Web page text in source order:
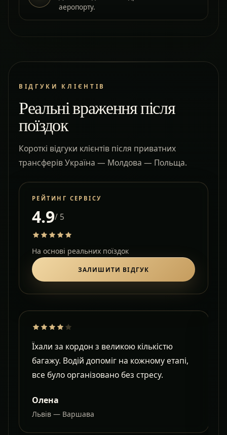
аеропорту.
ВІДГУКИ КЛІЄНТІВ
Реальні враження після
поїздок
Короткі відгуки клієнтів після приватних
трансферів Україна — Молдова — Польща.
РЕЙТИНГ СЕРВІСУ
4.9/ 5
На основі реальних поїздок
ЗАЛИШИТИ ВІДГУК
Їхали за кордон з великою кількістю
багажу. Водій допоміг на кожному етапі,
все було організовано без стресу.
Олена
Львів — Варшава